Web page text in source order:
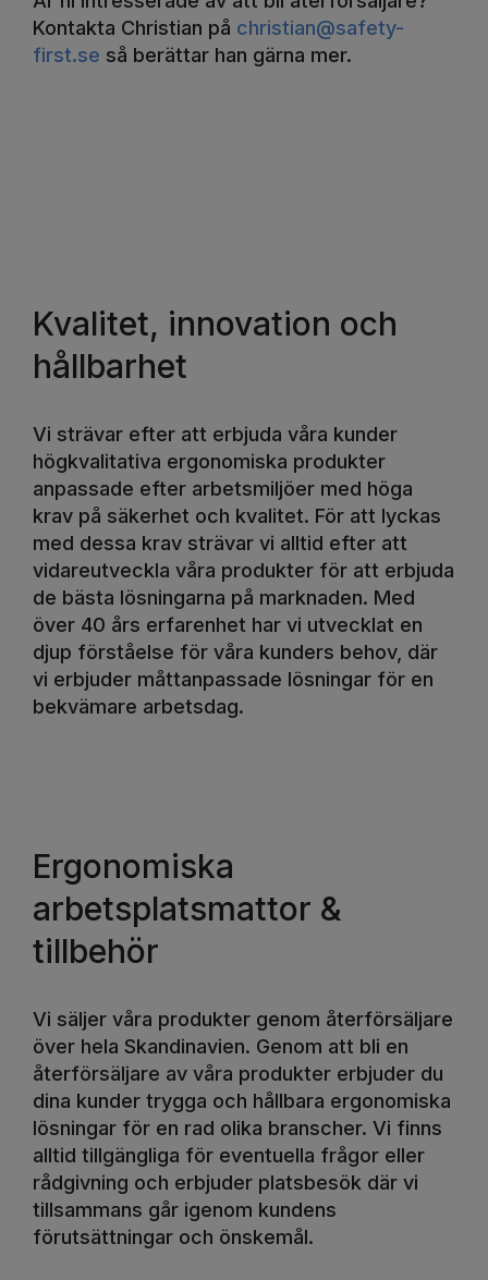
Kontakta Christian på christian@safety-
first.se så berättar han gärna mer.
Kvalitet, innovation och
hållbarhet
Vi strävar efter att erbjuda våra kunder
högkvalitativa ergonomiska produkter
anpassade efter arbetsmiljöer med höga
krav på säkerhet och kvalitet. För att lyckas
med dessa krav strävar vi alltid efter att
vidareutveckla våra produkter för att erbjuda
de bästa lösningarna på marknaden. Med
över 40 års erfarenhet har vi utvecklat en
djup förståelse för våra kunders behov, där
vi erbjuder måttanpassade lösningar för en
bekvämare arbetsdag.
Ergonomiska
arbetsplatsmattor &
tillbehör
Vi säljer våra produkter genom återförsäljare
över hela Skandinavien. Genom att bli en
återförsäljare av våra produkter erbjuder du
dina kunder trygga och hållbara ergonomiska
lösningar för en rad olika branscher. Vi finns
alltid tillgängliga för eventuella frågor eller
rådgivning och erbjuder platsbesök där vi
tillsammans går igenom kundens
förutsättningar och önskemål.